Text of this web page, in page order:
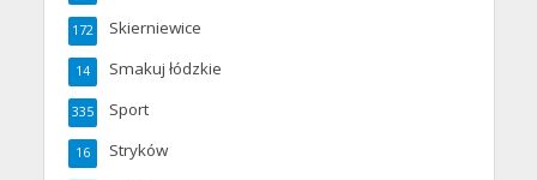
Skierniewice
172
Smakuj łódzkie
14
Sport
335
Stryków
16